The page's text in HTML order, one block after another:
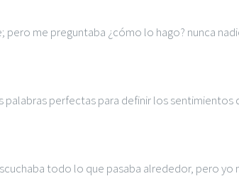
me preguntaba ¿cómo lo hago? nunca
perfectas para definir los sentimientos
todo lo que pasaba alrededor, pero yo